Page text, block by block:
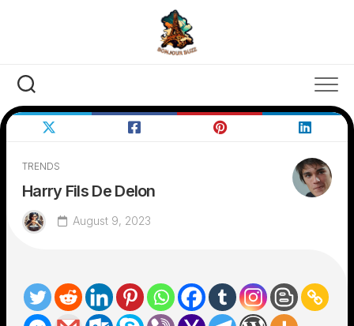
TRENDS
Harry Fils De Delon
August 9, 2023